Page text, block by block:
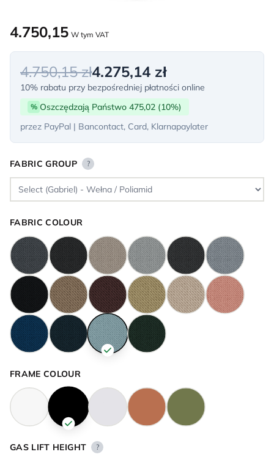
4.750,15 W tym VAT
4.750,15 zł4.275,14 zł
10% rabatu przy bezpośredniej płatności online
% Oszczędzają Państwo 475,02 (10%)
przez PayPal | Bancontact, Card, Klarnapaylater
FABRIC GROUP ?
FABRIC COLOUR
FRAME COLOUR
GAS LIFT HEIGHT ?